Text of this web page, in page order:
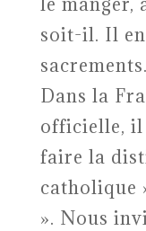
soit-il. Il en
sacrements.
Dans la
officielle, il
faire la
catholique
». Nous